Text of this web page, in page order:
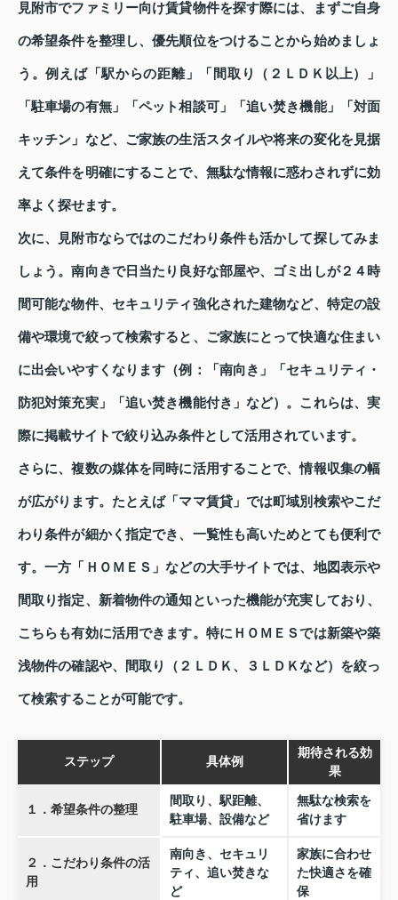
見附市でファミリー向け賃貸物件を探す際には、まずご自身
の希望条件を整理し、優先順位をつけることから始めましょ
う。例えば「駅からの距離」「間取り（２ＬＤＫ以上）」
「駐車場の有無」「ペット相談可」「追い焚き機能」「対面
キッチン」など、ご家族の生活スタイルや将来の変化を見据
えて条件を明確にすることで、無駄な情報に惑わされずに効
率よく探せます。
次に、見附市ならではのこだわり条件も活かして探してみま
しょう。南向きで日当たり良好な部屋や、ゴミ出しが２４時
間可能な物件、セキュリティ強化された建物など、特定の設
備や環境で絞って検索すると、ご家族にとって快適な住まい
に出会いやすくなります（例：「南向き」「セキュリティ・
防犯対策充実」「追い焚き機能付き」など）。これらは、実
際に掲載サイトで絞り込み条件として活用されています。
さらに、複数の媒体を同時に活用することで、情報収集の幅
が広がります。たとえば「ママ賃貸」では町域別検索やこだ
わり条件が細かく指定でき、一覧性も高いためとても便利で
す。一方「ＨＯＭＥＳ」などの大手サイトでは、地図表示や
間取り指定、新着物件の通知といった機能が充実しており、
こちらも有効に活用できます。特にＨＯＭＥＳでは新築や築
浅物件の確認や、間取り（２ＬＤＫ、３ＬＤＫなど）を絞っ
て検索することが可能です。
ステップ 具体例
期待される効
果
１．希望条件の整理
間取り、駅距離、
駐車場、設備など
無駄な検索を
省けます
２．こだわり条件の活
用
南向き、セキュリ
ティ、追い焚きな
ど
家族に合わせ
た快適さを確
保